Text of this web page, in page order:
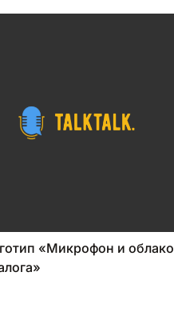
«Микрофон и облако